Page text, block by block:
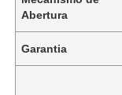
Abertura
Garantia